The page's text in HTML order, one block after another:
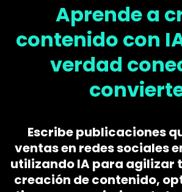
Aprende a
contenido con
verdad
Escribe publicaciones
ventas en redes sociales
utilizando IA para agilizar
creación de contenido,